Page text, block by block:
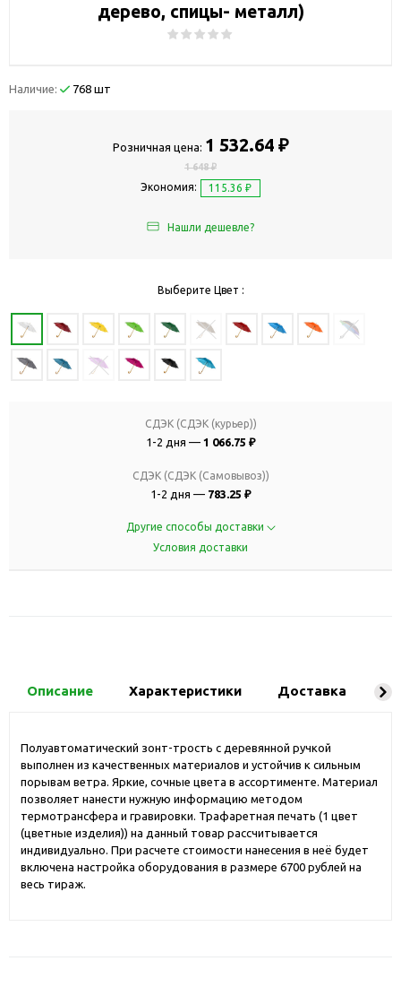
дерево, спицы- металл)
Наличие: 768 шт
Розничная цена: 1 532.64 ₽
1 648 ₽
Экономия: 115.36 ₽
Нашли дешевле?
Выберите Цвет :
СДЭК (СДЭК (курьер))
1-2 дня — 1 066.75 ₽
СДЭК (СДЭК (Самовывоз))
1-2 дня — 783.25 ₽
Другие способы доставки
Условия доставки
Описание Характеристики Доставка
Полуавтоматический зонт-трость с деревянной ручкой
выполнен из качественных материалов и устойчив к сильным
порывам ветра. Яркие, сочные цвета в ассортименте. Материал
позволяет нанести нужную информацию методом
термотрансфера и гравировки. Трафаретная печать (1 цвет
(цветные изделия)) на данный товар рассчитывается
индивидуально. При расчете стоимости нанесения в неё будет
включена настройка оборудования в размере 6700 рублей на
весь тираж.